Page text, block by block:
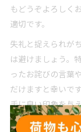
もどうぞよろしく
適切です。
失礼と捉えられが
は避けましょう。
ったお詫びの言葉
だけますと幸いで
手に良い印象を与
実際に、こうした